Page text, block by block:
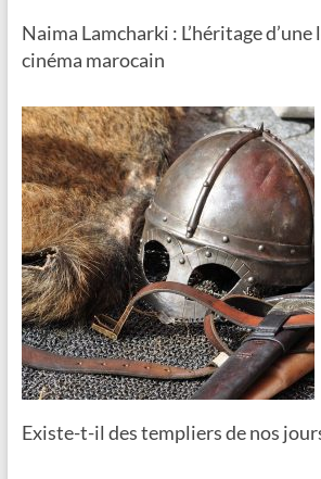
Naima Lamcharki : L’héritage d’une
cinéma marocain
Existe-t-il des templiers de nos